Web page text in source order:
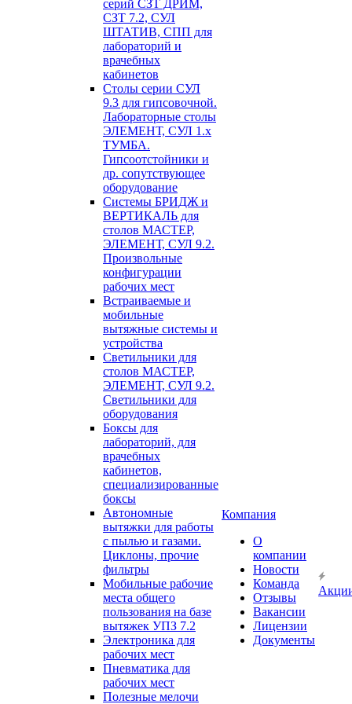
серий СЗТ ДРИМ,
СЗТ 7.2, СУЛ
ШТАТИВ, СПП для
лабораторий и
врачебных
кабинетов
Столы серии СУЛ
9.3 для гипсовочной.
Лабораторные столы
ЭЛЕМЕНТ, СУЛ 1.х
ТУМБА.
Гипсоотстойники и
др. сопутствующее
оборудование
Системы БРИДЖ и
ВЕРТИКАЛЬ для
столов МАСТЕР,
ЭЛЕМЕНТ, СУЛ 9.2.
Произвольные
конфигурации
рабочих мест
Встраиваемые и
мобильные
вытяжные системы и
устройства
Светильники для
столов МАСТЕР,
ЭЛЕМЕНТ, СУЛ 9.2.
Светильники для
оборудования
Боксы для
лабораторий, для
врачебных
кабинетов,
специализированные
боксы
Автономные
вытяжки для работы
с пылью и газами.
Циклоны, прочие
фильтры
Мобильные рабочие
места общего
пользования на базе
вытяжек УПЗ 7.2
Электроника для
рабочих мест
Пневматика для
рабочих мест
Полезные мелочи
Компания
О
компании
Новости
Команда
Отзывы
Вакансии
Лицензии
Документы